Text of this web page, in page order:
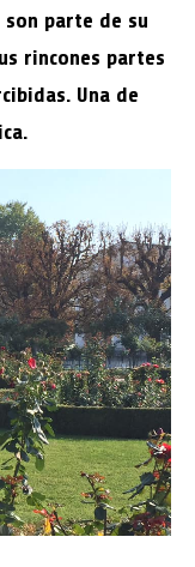
son parte de su
rincones partes
Una de